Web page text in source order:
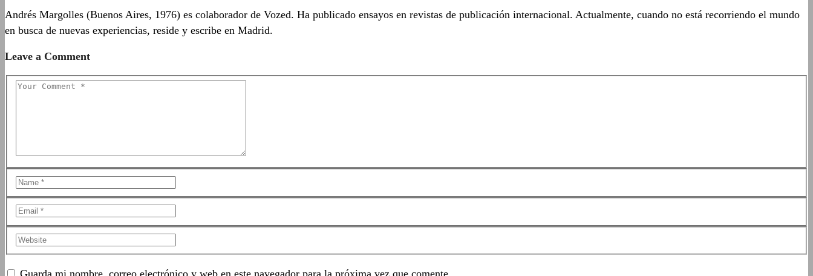
Andrés Margolles (Buenos Aires, 1976) es colaborador de Vozed. Ha publicado ensayos en revistas de publicación internacional. Actualmente, cuando no está recorriendo el mundo
en busca de nuevas experiencias, reside y escribe en Madrid.
Leave a Comment